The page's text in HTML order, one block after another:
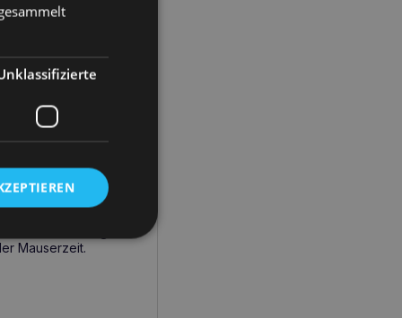
Fellverlust.
Mauserzeit.